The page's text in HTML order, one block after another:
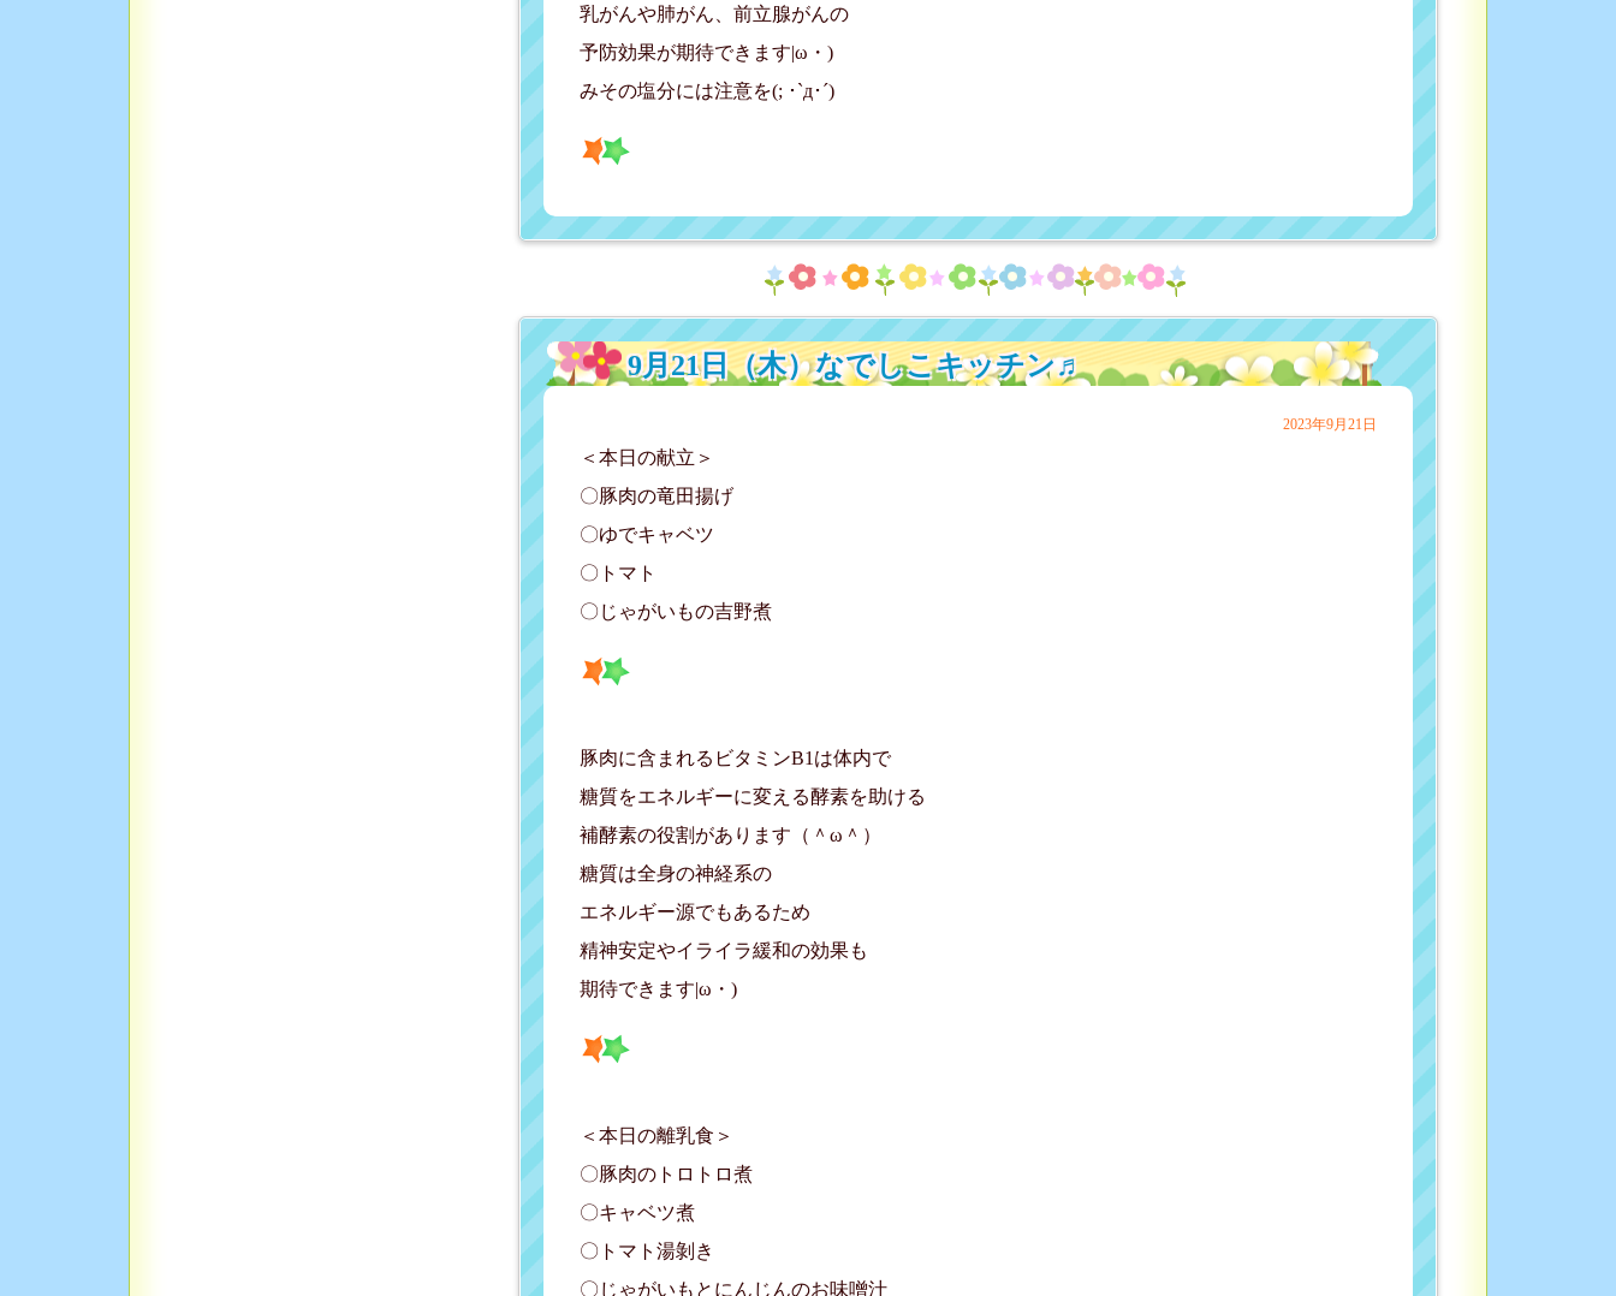
乳がんや肺がん、前立腺がんの
予防効果が期待できます|ω・)
みその塩分には注意を(; ･`д･´)
9月21日（木）なでしこキッチン♬
2023年9月21日
＜本日の献立＞
〇豚肉の竜田揚げ
〇ゆでキャベツ
〇トマト
〇じゃがいもの吉野煮
豚肉に含まれるビタミンB1は体内で
糖質をエネルギーに変える酵素を助ける
補酵素の役割があります（＾ω＾）
糖質は全身の神経系の
エネルギー源でもあるため
精神安定やイライラ緩和の効果も
期待できます|ω・)
＜本日の離乳食＞
〇豚肉のトロトロ煮
〇キャベツ煮
〇トマト湯剝き
〇じゃがいもとにんじんのお味噌汁